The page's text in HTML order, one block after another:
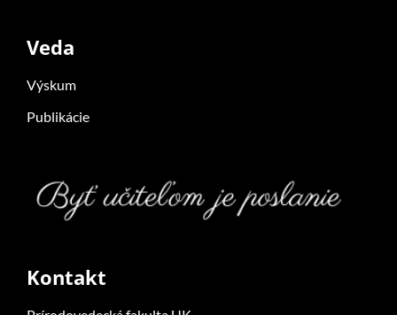
Veda
Výskum
Publikácie
Kontakt